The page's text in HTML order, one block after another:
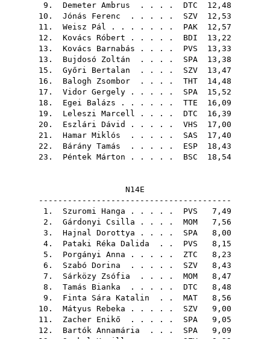
9. Demeter Ambrus . . . . DTC 12,48
10. Jónás Ferenc . . . . . SZV 12,53
11. Weisz Pál . . . . . . . PAK 12,57
12. Kovács Róbert . . . . . BDI 13,22
13. Kovács Barnabás . . . . PVS 13,33
13. Bujdosó Zoltán . . . . SPA 13,38
15. Győri Bertalan . . . . SZV 13,47
16. Balogh Zsombor . . . . THT 14,48
17. Vidor Gergely . . . . . SPA 15,52
18. Egei Balázs . . . . . . TTE 16,09
19. Leleszi Marcell . . . . DTC 16,39
20. Eszlári Dávid . . . . . VHS 17,00
21. Hamar Miklós . . . . . SAS 17,40
22. Bárány Tamás . . . . . ESP 18,43
23. Péntek Márton . . . . . BSC 18,54
N14E
----------------------------------------
1. Szuromi Hanga . . . . . PVS 7,49
2. Gárdonyi Csilla . . . . MOM 7,56
3. Hajnal Dorottya . . . . SPA 8,00
4. Pataki Réka Dalida . . PVS 8,15
5. Porgányi Anna . . . . . ZTC 8,23
6. Szabó Dorina . . . . . SZV 8,43
7. Sárközy Zsófia . . . . MOM 8,47
8. Tamás Bianka . . . . . DTC 8,48
9. Finta Sára Katalin . . MAT 8,56
10. Mátyus Rebeka . . . . . SZV 9,00
11. Zacher Enikő . . . . . SPA 9,05
12. Bartók Annamária . . . SPA 9,09